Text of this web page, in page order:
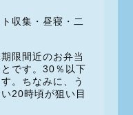
収集・昼寝・二
限間近のお弁当
です。30％以下
。ちなみに、う
20時頃が狙い目